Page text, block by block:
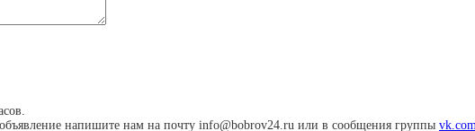
напишите нам на почту info@bobrov24.ru или в сообщения группы